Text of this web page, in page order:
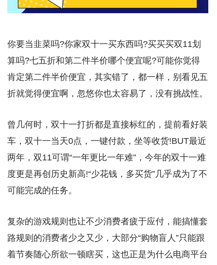
你要当韭菜吗?你家双十一买东西吗?买买买双11划
算吗?七五折和第二件半价哪个便宜呢?可能你觉得
肯定第二件半价便宜，其实错了，都一样，别看见五
折就觉得便宜啊，忽悠你也太容易了，没有挑战性。
曾几何时，双十一打折都是直接标红的，提前看好装
车，双十一当天0点，一键付款，坐等收货!BUT最近
两年，双11可谓“一年更比一年难”，今年的双十一难
度更是再创历史新高!“少花钱，多买货”几乎成为了不
可能完成的任务。
复杂的游戏规则也让不少消费者疲于应付，能搞懂套
路规则的消费者少之又少，大部分“购物盲人”只能跟
着节奏随心所欲一顿瞎买，这也正是为什么电商平台